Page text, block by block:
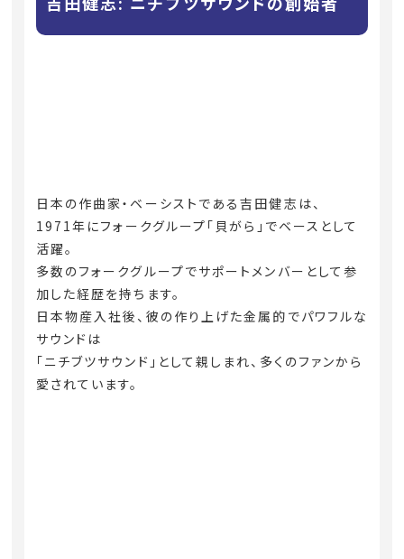
日本の作曲家・ベーシストである吉田健志は、
1971年にフォークグループ「貝がら」でベースとして
活躍。
多数のフォークグループでサポートメンバーとして参
加した経歴を持ちます。
日本物産入社後、彼の作り上げた金属的でパワフルな
サウンドは
「ニチブツサウンド」として親しまれ、多くのファンから
愛されています。